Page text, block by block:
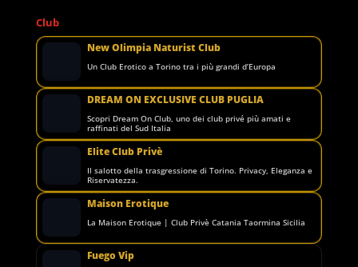
Club
New Olimpia Naturist Club
Un Club Erotico a Torino tra i più grandi d’Europa
DREAM ON EXCLUSIVE CLUB PUGLIA
Scopri Dream On Club, uno dei club privé più amati e
raffinati del Sud Italia
Elite Club Privè
Il salotto della trasgressione di Torino. Privacy, Eleganza e
Riservatezza.
Maison Erotique
La Maison Erotique | Club Privè Catania Taormina Sicilia
Fuego Vip